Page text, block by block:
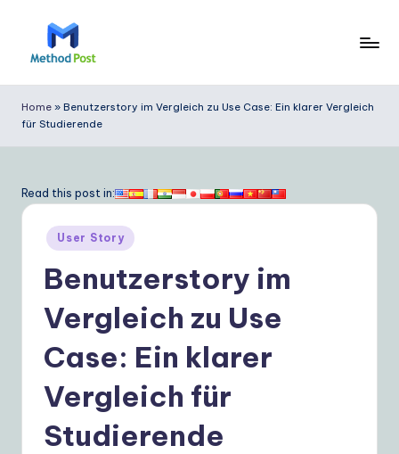
e
t
o
G
Home » Benutzerstory im Vergleich zu Use Case: Ein klarer Vergleich
für Studierende
Read this post in:
Posted
in
User Story
Benutzerstory im
Vergleich zu Use
Case: Ein klarer
Vergleich für
Studierende